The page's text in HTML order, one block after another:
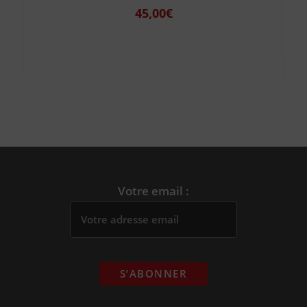
45,00€
Votre email :